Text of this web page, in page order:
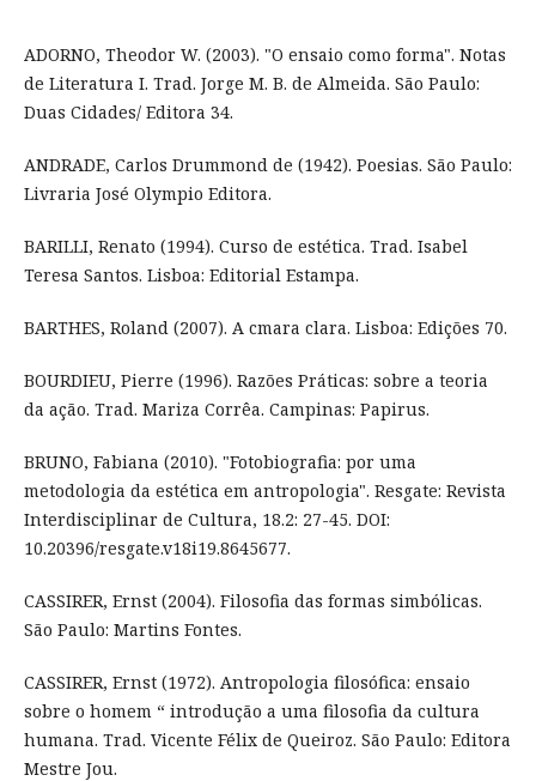
ADORNO, Theodor W. (2003). "O ensaio como forma". Notas
de Literatura I. Trad. Jorge M. B. de Almeida. São Paulo:
Duas Cidades/ Editora 34.
ANDRADE, Carlos Drummond de (1942). Poesias. São Paulo:
Livraria José Olympio Editora.
BARILLI, Renato (1994). Curso de estética. Trad. Isabel
Teresa Santos. Lisboa: Editorial Estampa.
BARTHES, Roland (2007). A cmara clara. Lisboa: Edições 70.
BOURDIEU, Pierre (1996). Razões Práticas: sobre a teoria
da ação. Trad. Mariza Corrêa. Campinas: Papirus.
BRUNO, Fabiana (2010). "Fotobiografia: por uma
metodologia da estética em antropologia". Resgate: Revista
Interdisciplinar de Cultura, 18.2: 27-45. DOI:
10.20396/resgate.v18i19.8645677.
CASSIRER, Ernst (2004). Filosofia das formas simbólicas.
São Paulo: Martins Fontes.
CASSIRER, Ernst (1972). Antropologia filosófica: ensaio
sobre o homem “ introdução a uma filosofia da cultura
humana. Trad. Vicente Félix de Queiroz. São Paulo: Editora
Mestre Jou.